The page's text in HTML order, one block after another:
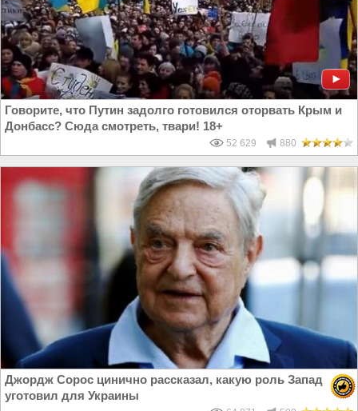
Говорите, что Путин задолго готовился оторвать Крым и
Донбасс? Сюда смотреть, твари! 18+
52 629 880
Джордж Сорос цинично рассказал, какую роль Запад
уготовил для Украины